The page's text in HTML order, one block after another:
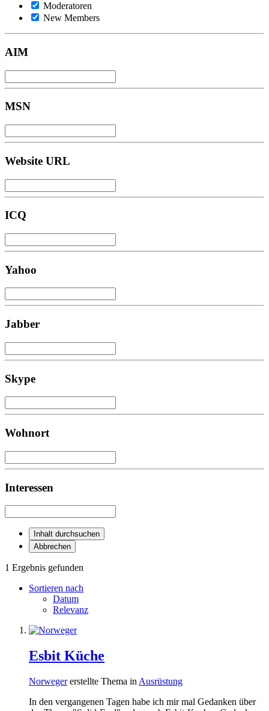
Moderatoren
New Members
AIM
MSN
Website URL
ICQ
Yahoo
Jabber
Skype
Wohnort
Interessen
Inhalt durchsuchen
Abbrechen
1 Ergebnis gefunden
Sortieren nach
Datum
Relevanz
Esbit Küche
Norwegererstellte Thema in Ausrüstung
In den vergangenen Tagen habe ich mir mal Gedanken über